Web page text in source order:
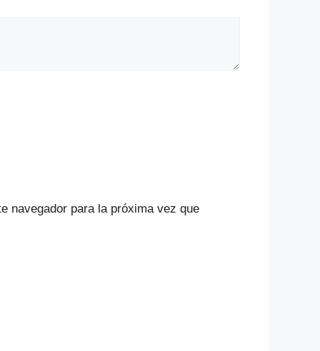
navegador para la próxima vez que